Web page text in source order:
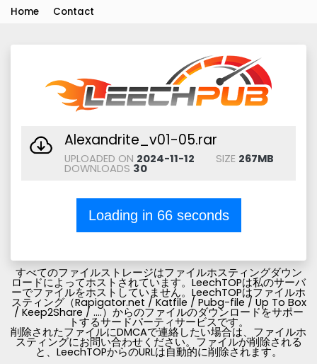
Home Contact
Alexandrite_v01-05.rar
UPLOADED ON 2024-11-12 SIZE 267MB
DOWNLOADS 30
Loading in 66seconds
すべてのファイルストレージはファイルホスティングダウン
ロードによってホストされています。LeechTOPは私のサーバ
ーでファイルをホストしていません。LeechTOPはファイルホ
スティング（Rapigator.net / Katfile / Pubg-file / Up To Box
/ Keep2Share / ....）からのファイルのダウンロードをサポー
トするサードパーティサービスです。
削除されたファイルにDMCAで連絡したい場合は、ファイルホ
スティングにお問い合わせください。ファイルが削除される
と、LeechTOPからのURLは自動的に削除されます。